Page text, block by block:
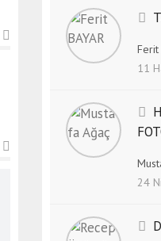
Ferit
11
24